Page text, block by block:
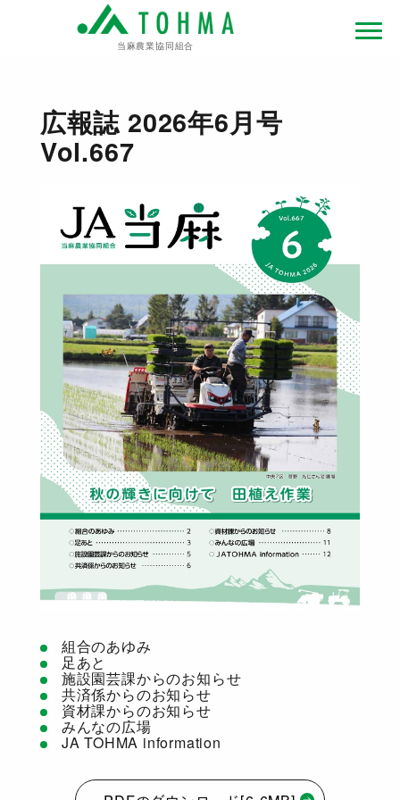
当麻農業協同組合
広報誌 2026年6月号
Vol.667
組合のあゆみ
足あと
施設園芸課からのお知らせ
共済係からのお知らせ
資材課からのお知らせ
みんなの広場
JA TOHMA information